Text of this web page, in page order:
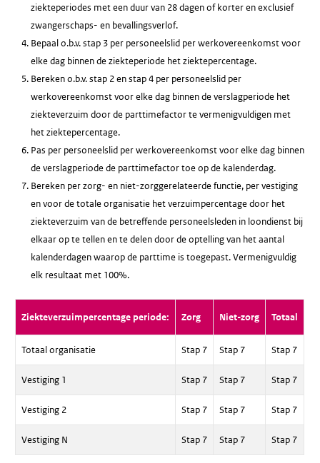
ziekteperiodes met een duur van 28 dagen of korter en exclusief
zwangerschaps- en bevallingsverlof.
Bepaal o.b.v. stap 3 per personeelslid per werkovereenkomst voor
elke dag binnen de ziekteperiode het ziektepercentage.
Bereken o.b.v. stap 2 en stap 4 per personeelslid per
werkovereenkomst voor elke dag binnen de verslagperiode het
ziekteverzuim door de parttimefactor te vermenigvuldigen met
het ziektepercentage.
Pas per personeelslid per werkovereenkomst voor elke dag binnen
de verslagperiode de parttimefactor toe op de kalenderdag.
Bereken per zorg- en niet-zorggerelateerde functie, per vestiging
en voor de totale organisatie het verzuimpercentage door het
ziekteverzuim van de betreffende personeelsleden in loondienst bij
elkaar op te tellen en te delen door de optelling van het aantal
kalenderdagen waarop de parttime is toegepast. Vermenigvuldig
elk resultaat met 100%.
Ziekteverzuimpercentage periode: Zorg Niet-zorg Totaal
Totaal organisatie Stap 7 Stap 7 Stap 7
Vestiging 1 Stap 7 Stap 7 Stap 7
Vestiging 2 Stap 7 Stap 7 Stap 7
Vestiging N Stap 7 Stap 7 Stap 7